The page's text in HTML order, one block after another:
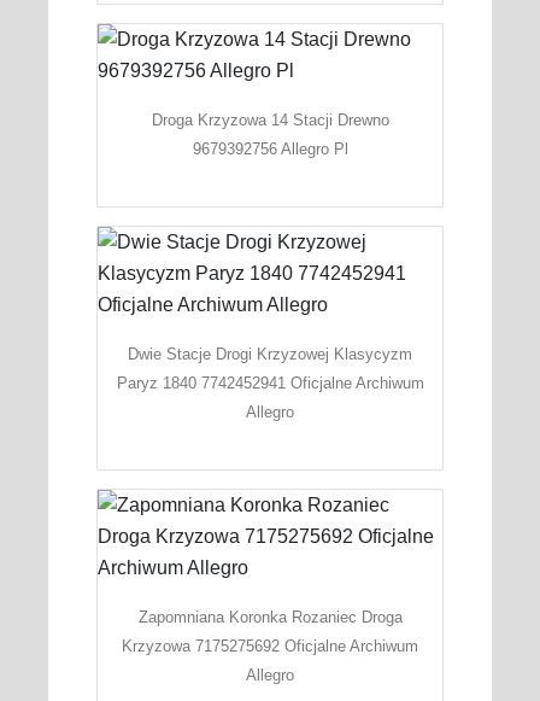
Droga Krzyzowa 14 Stacji Drewno
9679392756 Allegro Pl
Dwie Stacje Drogi Krzyzowej Klasycyzm
Paryz 1840 7742452941 Oficjalne Archiwum
Allegro
Zapomniana Koronka Rozaniec Droga
Krzyzowa 7175275692 Oficjalne Archiwum
Allegro